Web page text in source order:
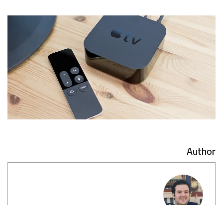
Author